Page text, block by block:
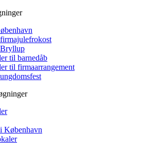
til barnedåb
til firmaarrangement
København